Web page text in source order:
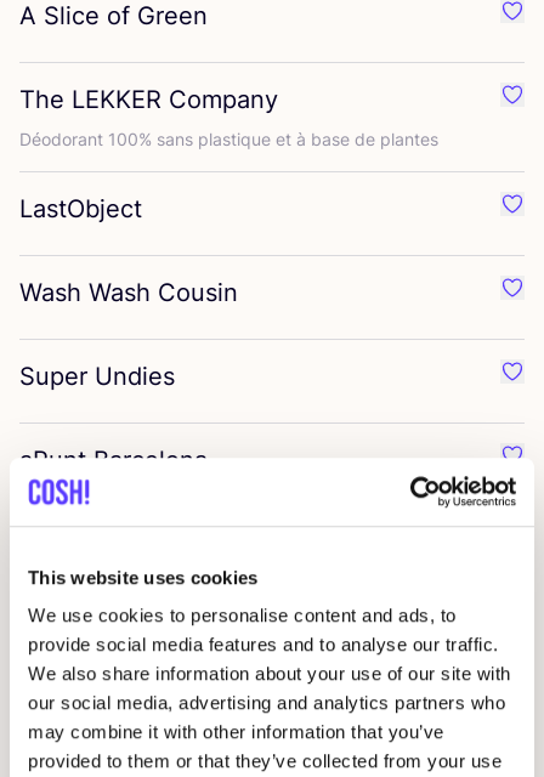
This website uses cookies
We use cookies to personalise content and ads, to
provide social media features and to analyse our traffic.
We also share information about your use of our site with
our social media, advertising and analytics partners who
may combine it with other information that you’ve
provided to them or that they’ve collected from your use
A Slice of Green
The LEKKER Company
Déodo­rant 100% sans plas­tique et à base de plantes
LastObject
Wash Wash Cousin
Super Undies
aPunt Barcelona
Biotop
Wee Gallery